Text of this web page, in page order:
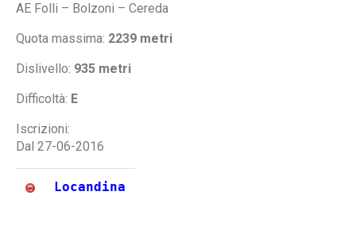
AE Folli – Bolzoni – Cereda
Quota massima: 2239 metri
Dislivello: 935 metri
Difficoltà: E
Iscrizioni:
Dal 27-06-2016
Locandina